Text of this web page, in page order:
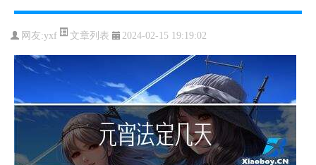
网友:yxf 文章列表 2024-02-15 19:19:02